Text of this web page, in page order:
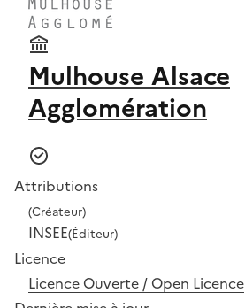
Mulhouse Alsace
Agglomération
Attributions
(Créateur)
INSEE(Éditeur)
Licence
Licence Ouverte / Open Licence